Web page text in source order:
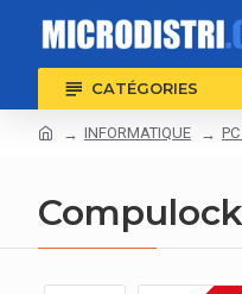
CATÉGORIES
INFORMATIQUE